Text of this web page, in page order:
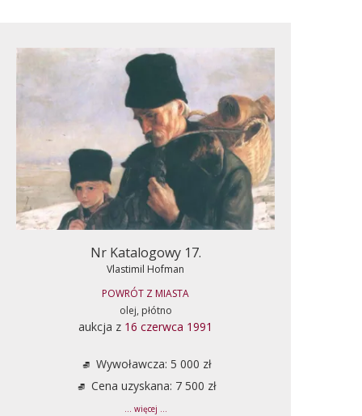
Nr Katalogowy 17.
Vlastimil Hofman
POWRÓT Z MIASTA
olej, płótno
aukcja z 16 czerwca 1991
Wywoławcza: 5 000 zł
Cena uzyskana: 7 500 zł
... więcej ...